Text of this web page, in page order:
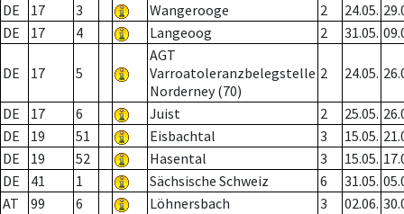
DE
17 3 Wangerooge 2 24.05.
DE
17 4 Langeoog 2 31.05.
DE 17 5
AGT
Varroatoleranzbelegstelle
Norderney (70)
2 24.05.
DE 17 6 Juist 2 25.05.
DE
19 51 Eisbachtal 3 15.05.
DE
19 52 Hasental 3 15.05.
DE
41 1 Sächsische Schweiz 6 31.05.
AT
99 6 Löhnersbach 3 02.06.